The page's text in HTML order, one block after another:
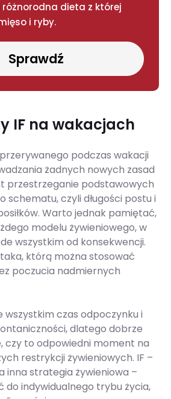
dieta z której
i ryby.
Sprawdź
IF na wakacjach
podczas wakacji
żadnych nowych zasad
przestrzeganie podstawowych
schematu, czyli długości postu i
Warto jednak pamiętać,
modelu żywieniowego, w
wszystkim od konsekwencji.
którą można stosować
poczucia nadmiernych
czas odpoczynku i
dlatego dobrze
czy to odpowiedni moment na
restrykcji żywieniowych. IF –
inna strategia żywieniowa –
do indywidualnego trybu życia,